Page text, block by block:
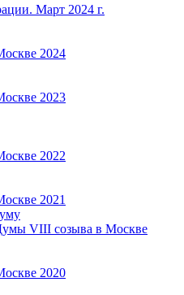
Март 2024 г.
2024
2023
2022
2021
VIII созыва в Москве
2020